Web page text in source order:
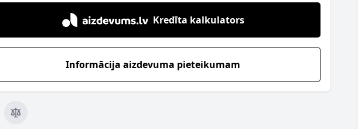
Kredīta kalkulators
Informācija aizdevuma pieteikumam